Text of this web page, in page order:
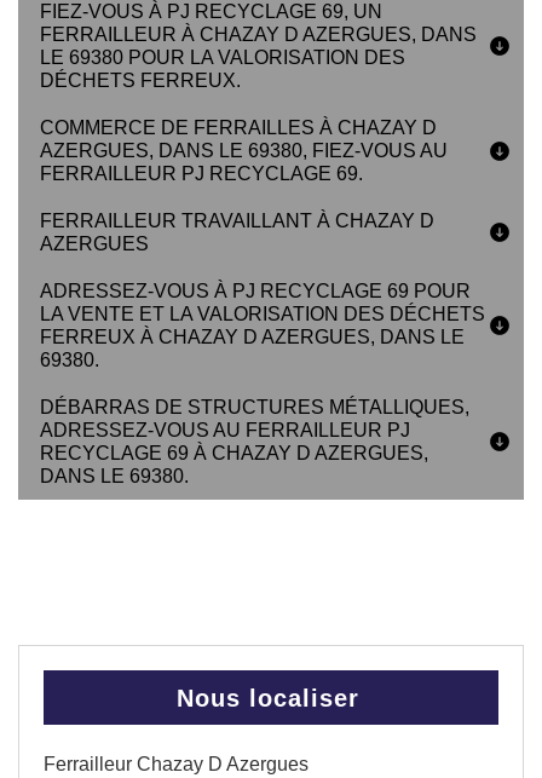
FIEZ-VOUS À PJ RECYCLAGE 69, UN
FERRAILLEUR À CHAZAY D AZERGUES, DANS
LE 69380 POUR LA VALORISATION DES
DÉCHETS FERREUX.
COMMERCE DE FERRAILLES À CHAZAY D
AZERGUES, DANS LE 69380, FIEZ-VOUS AU
FERRAILLEUR PJ RECYCLAGE 69.
FERRAILLEUR TRAVAILLANT À CHAZAY D
AZERGUES
ADRESSEZ-VOUS À PJ RECYCLAGE 69 POUR
LA VENTE ET LA VALORISATION DES DÉCHETS
FERREUX À CHAZAY D AZERGUES, DANS LE
69380.
DÉBARRAS DE STRUCTURES MÉTALLIQUES,
ADRESSEZ-VOUS AU FERRAILLEUR PJ
RECYCLAGE 69 À CHAZAY D AZERGUES,
DANS LE 69380.
Nous localiser
Ferrailleur Chazay D Azergues